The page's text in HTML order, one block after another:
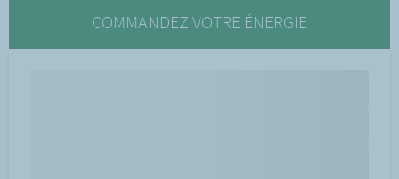
COMMANDEZ VOTRE ÉNERGIE